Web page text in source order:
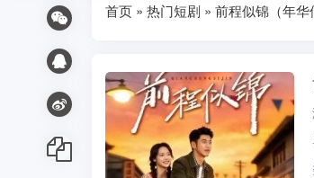
首页 » 热门短剧 » 前程似锦（年华